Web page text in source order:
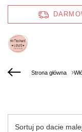
Strona główna
Zmień sortowanie
Sortuj po dacie